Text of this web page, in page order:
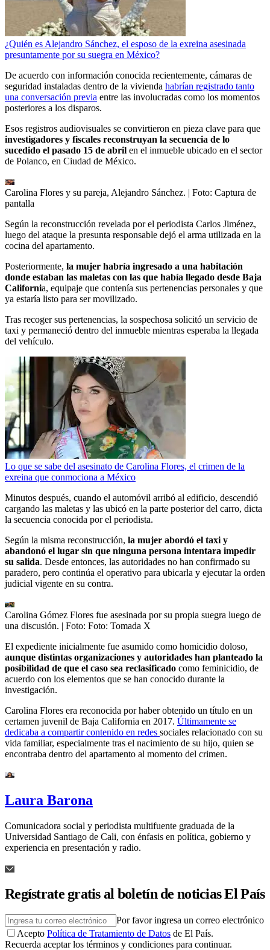
¿Quién es Alejandro Sánchez, el esposo de la exreina asesinada
presuntamente por su suegra en México?
De acuerdo con información conocida recientemente, cámaras de
seguridad instaladas dentro de la vivienda habrían registrado tanto
una conversación previa entre las involucradas como los momentos
posteriores a los disparos.
Esos registros audiovisuales se convirtieron en pieza clave para que
investigadores y fiscales reconstruyan la secuencia de lo
sucedido el pasado 15 de abril en el inmueble ubicado en el sector
de Polanco, en Ciudad de México.
Carolina Flores y su pareja, Alejandro Sánchez. | Foto: Captura de
pantalla
Según la reconstrucción revelada por el periodista Carlos Jiménez,
luego del ataque la presunta responsable dejó el arma utilizada en la
cocina del apartamento.
Posteriormente, la mujer habría ingresado a una habitación
donde estaban las maletas con las que había llegado desde Baja
California, equipaje que contenía sus pertenencias personales y que
ya estaría listo para ser movilizado.
Tras recoger sus pertenencias, la sospechosa solicitó un servicio de
taxi y permaneció dentro del inmueble mientras esperaba la llegada
del vehículo.
Lo que se sabe del asesinato de Carolina Flores, el crimen de la
exreina que conmociona a México
Minutos después, cuando el automóvil arribó al edificio, descendió
cargando las maletas y las ubicó en la parte posterior del carro, dicta
la secuencia conocida por el periodista.
Según la misma reconstrucción, la mujer abordó el taxi y
abandonó el lugar sin que ninguna persona intentara impedir
su salida. Desde entonces, las autoridades no han confirmado su
paradero, pero continúa el operativo para ubicarla y ejecutar la orden
judicial vigente en su contra.
Carolina Gómez Flores fue asesinada por su propia suegra luego de
una discusión. | Foto: Foto: Tomada X
El expediente inicialmente fue asumido como homicidio doloso,
aunque distintas organizaciones y autoridades han planteado la
posibilidad de que el caso sea reclasificado como feminicidio, de
acuerdo con los elementos que se han conocido durante la
investigación.
Carolina Flores era reconocida por haber obtenido un título en un
certamen juvenil de Baja California en 2017. Últimamente se
dedicaba a compartir contenido en redes sociales relacionado con su
vida familiar, especialmente tras el nacimiento de su hijo, quien se
encontraba dentro del apartamento al momento del crimen.
Laura Barona
Comunicadora social y periodista multifuente graduada de la
Universidad Santiago de Cali, con énfasis en política, gobierno y
experiencia en presentación y radio.
Regístrate gratis al boletín de noticias El País
Por favor ingresa un correo electrónico
Acepto Política de Tratamiento de Datos de El País.
Recuerda aceptar los términos y condiciones para continuar.